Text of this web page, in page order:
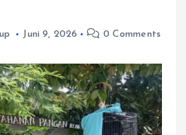
Juni 9, 2026 0 Comments